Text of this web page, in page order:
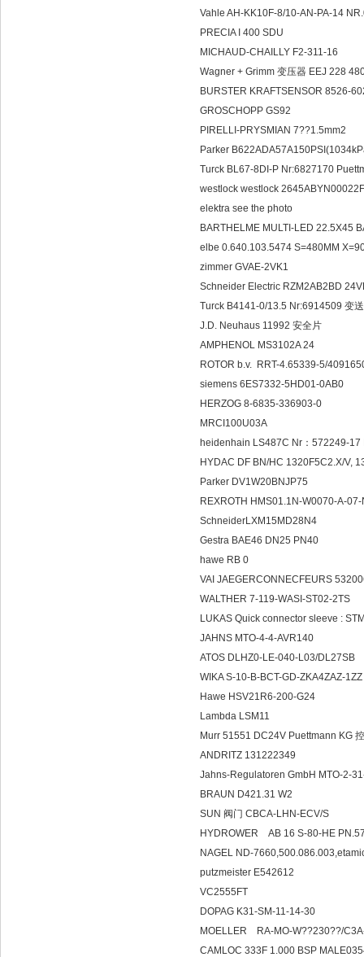
Vahle AH-KK10F-8/10-AN-PA-14
PRECIA I 400 SDU
MICHAUD-CHAILLY F2-311-16
Wagner + Grimm 变压器 EEJ 228
BURSTER KRAFTSENSOR 8526-
GROSCHOPP GS92
PIRELLI-PRYSMIAN 7??1.5mm2
Parker
Turck BL67-8DI-P Nr:6827170
westlock westlock
elektra see the photo
BARTHELME MULTI-LED 22.5X45
elbe 0.640.103.5474 S=480MM
zimmer GVAE-2VK1
Schneider Electric RZM2AB2BD
Turck B4141-0/13.5 Nr:6914509 变
J.D. Neuhaus 11992 安全片
AMPHENOL MS3102A 24
ROTOR b.v. RRT-4.65339-5/
siemens 6ES7332-5HD01-0AB0
HERZOG 8-6835-336903-0
MRCI100U03A
heidenhain LS487C Nr：572249-
HYDAC DF BN/HC 1320F5C2.X/V,
Parker DV1W20BNJP75
REXROTH HMS01.1N-W0070-A-
SchneiderLXM15MD28N4
Gestra BAE46 DN25 PN40
hawe RB 0
VAI JAEGERCONNECFEURS
WALTHER 7-119-WASI-
LUKAS Quick connector sleeve :
JAHNS MTO-4-4-AVR140
ATOS DLHZ0-LE-040-L03/DL27SB
WIKA S-10-B-BCT-GD-ZKA4ZAZ-
Hawe HSV21R6-200-G24
Lambda LSM11
Murr 51551 DC24V Puettmann KG
ANDRITZ 131222349
Jahns-Regulatoren GmbH MTO-2-
BRAUN D421.31 W2
SUN 阀门 CBCA-LHN-ECV/S
HYDROWER AB 16
NAGEL ND-
putzmeister E542612
VC2555FT
DOPAG K31-SM-11-14-30
MOELLER RA-MO-W??230??/
CAMLOC 333F 1.000 BSP